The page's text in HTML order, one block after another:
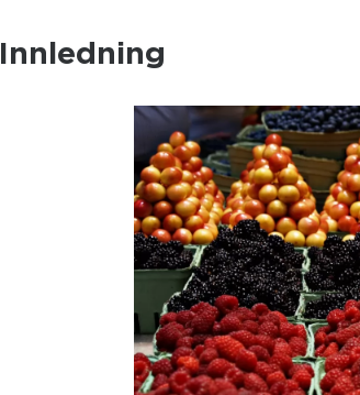
Innledning